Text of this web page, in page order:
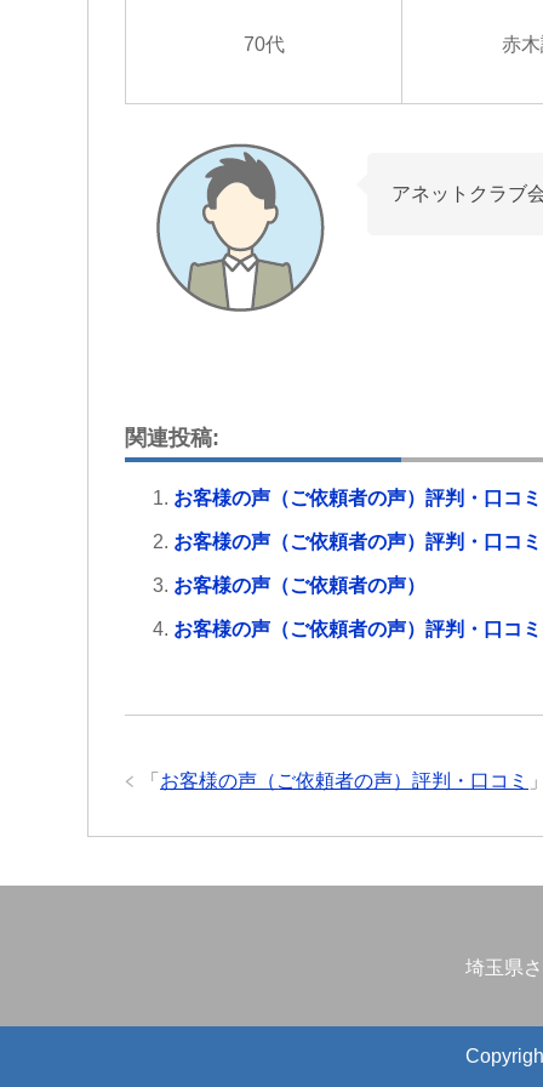
70代
赤
アネットクラブ
関連投稿:
お客様の声（ご依頼者の声）評判・口コミ
お客様の声（ご依頼者の声）評判・口コミ
お客様の声（ご依頼者の声）
お客様の声（ご依頼者の声）評判・口コミ
「 お客様の声（ご依頼者の声）評判・口コミ 」
埼玉県